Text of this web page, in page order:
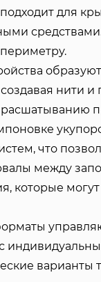
для
нити
расшатыванию
что
между
которые
варианты